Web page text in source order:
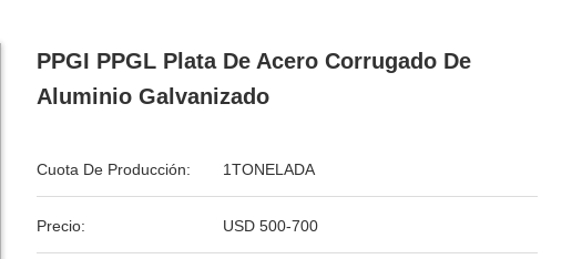
PPGI PPGL Plata De Acero Corrugado De
Aluminio Galvanizado
Cuota De Producción: 1TONELADA
Precio: USD 500-700